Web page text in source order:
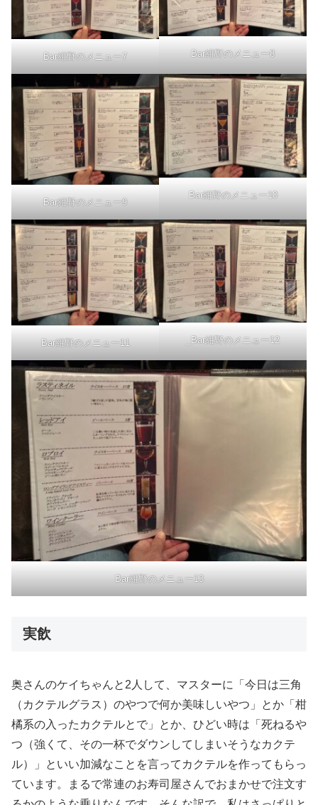
Bar紺野のメニュー7 Bar紺野のメニュー8
Bar紺野のメニュー9
Bar紺野のメニュー10
Bar紺野のメニュー11 _Bar紺野のメニュー12
Bar紺野のメニュー13
実飲
奥さんのケイちゃんと2人して、マスターに「今日は三角
（カクテルグラス）のやつで何か美味しいやつ」とか「柑
橘系の入ったカクテルとで」とか、ひどい時は「死ねるや
つ（強くて、その一杯でダウンしてしまいそうなカクテ
ル）」といい加減なことを言ってカクテルを作ってもらっ
ています。まるで常連のお寿司屋さんでおまかせで注文す